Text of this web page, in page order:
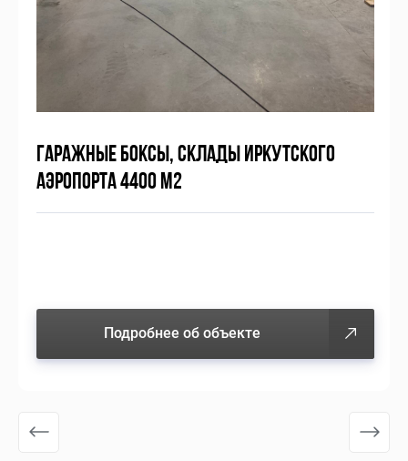
ГАРАЖНЫЕ БОКСЫ, СКЛАДЫ ИРКУТСКОГО
АЭРОПОРТА 4400 М2
Подробнее об объекте